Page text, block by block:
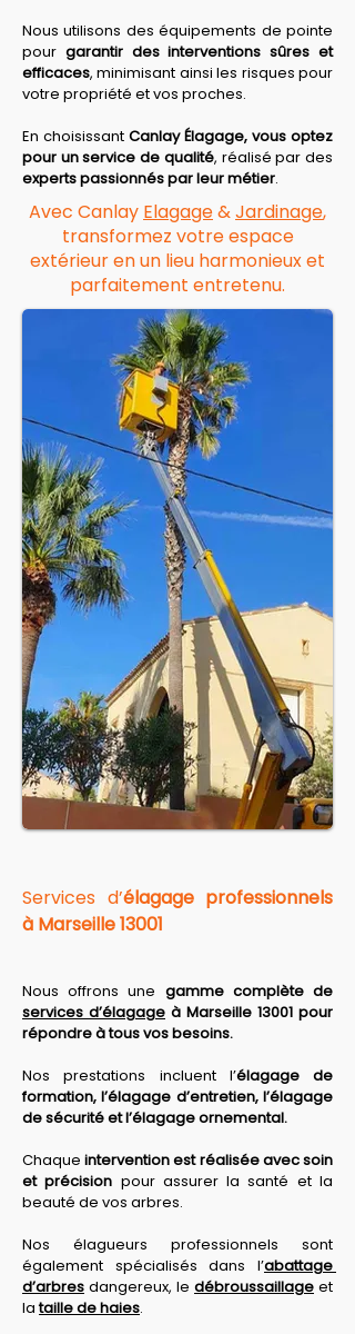
Nous utilisons des équipements de pointe
pour garantir des interventions sûres et
efficaces, minimisant ainsi les risques pour
votre propriété et vos proches.
En choisissant Canlay Élagage, vous optez
pour un service de qualité
experts passionnés par leur métier.
Avec Canlay Elagage&Jardinage,
transformez votre espace
extérieur en un lieu harmonieux et
parfaitement entretenu.
Services d’élagage professionnels
à Marseille 13001
Nous offrons une
services d’élagage à Marseille 13001 pour
répondre à tous vos besoins.
Nos prestations incluent l’élagage de
formation, l’élagage d’entretien, l’élagage
de sécurité et l’élagage ornemental.
Chaque intervention est réalisée avec soin
et précision pour assurer la santé et la
beauté de vos arbres.
Nos élagueurs professionnels sont
également spécialisés dans l’abattage
d’arbres dangereux, le débroussaillage et
la taille de haies.